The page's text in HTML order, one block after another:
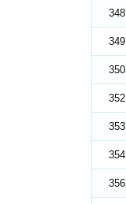
348
349
350
352
353
354
356